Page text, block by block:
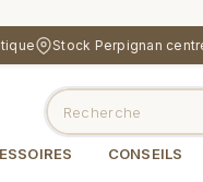
Stock Perpignan
CONSEILS